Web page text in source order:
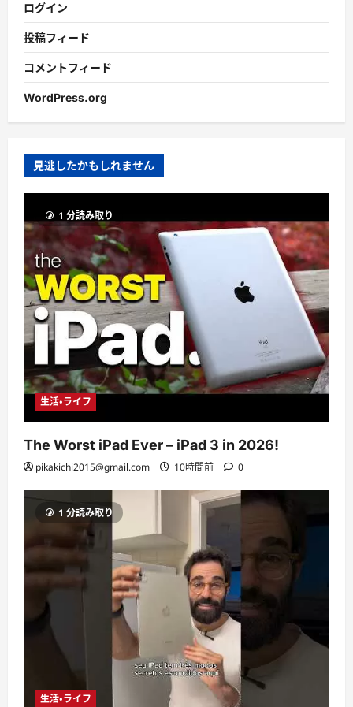
ログイン
投稿フィード
コメントフィード
WordPress.org
見逃したかもしれません
1 分読み取り
生活・ライフ
The Worst iPad Ever – iPad 3 in 2026!
pikakichi2015@gmail.com 10時間前 0
1 分読み取り
生活・ライフ